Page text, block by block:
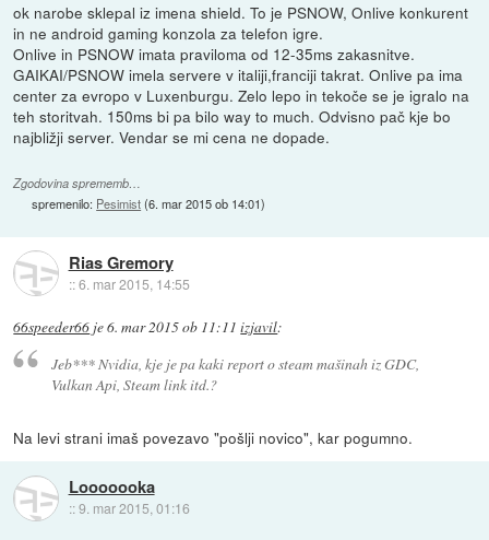
ok narobe sklepal iz imena shield. To je PSNOW, Onlive konkurent
in ne android gaming konzola za telefon igre.
Onlive in PSNOW imata praviloma od 12-35ms zakasnitve.
GAIKAI/PSNOW imela servere v italiji,franciji takrat. Onlive pa ima
center za evropo v Luxenburgu. Zelo lepo in tekoče se je igralo na
teh storitvah. 150ms bi pa bilo way to much. Odvisno pač kje bo
najbližji server. Vendar se mi cena ne dopade.
Zgodovina sprememb…
spremenilo: Pesimist(6. mar 2015 ob 14:01)
Rias Gremory
::6. mar 2015, 14:55
66speeder66 je6. mar 2015 ob 11:11 izjavil:
Jeb*** Nvidia, kje je pa kaki report o steam mašinah iz GDC,
Vulkan Api, Steam link itd.?
Na levi strani imaš povezavo "pošlji novico", kar pogumno.
Looooooka
::9. mar 2015, 01:16